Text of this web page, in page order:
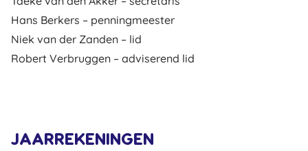
Hans Berkers – penningmeester
Niek van der Zanden – lid
Robert Verbruggen – adviserend lid
JAARREKENINGEN